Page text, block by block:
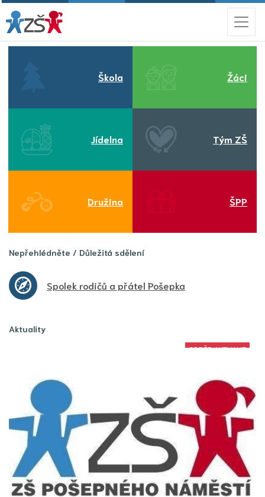
Škola Žáci
Jídelna Tým ZŠ
Družina ŠPP
Nepřehlédněte / Důležitá sdělení
Spolek rodičů a přátel Pošepka
Aktuality
ODBĚR AKTUALIT